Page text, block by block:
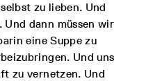
zu lieben. Und
Und dann müssen wir
eine Suppe zu
Und uns
zu vernetzen. Und